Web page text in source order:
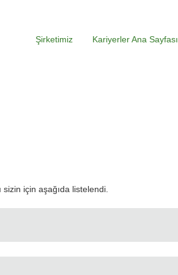
Şirketimiz Kariyerler Ana Sayfası
için aşağıda listelendi.